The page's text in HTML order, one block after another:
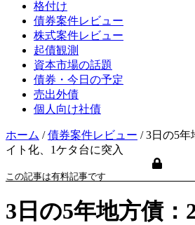
格付け
債券案件レビュー
株式案件レビュー
起債観測
資本市場の話題
債券・今日の予定
売出外債
個人向け社債
ホーム /債券案件レビュー /3日の5年
イト化、1ケタ台に突入
この記事は有料記事です
3日の5年地方債：